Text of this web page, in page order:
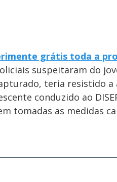
grátis toda a
suspeitaram do
teria resistido a
conduzido ao
tomadas as medidas